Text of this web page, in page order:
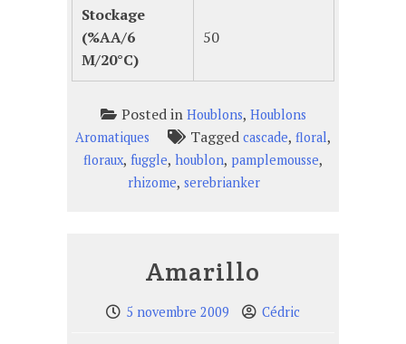
Stockage
(%AA/6
M/20°C)
50
Posted in Houblons, Houblons
Aromatiques
Tagged cascade, floral,
floraux, fuggle, houblon, pamplemousse,
rhizome, serebrianker
Amarillo
5 novembre 2009 Cédric